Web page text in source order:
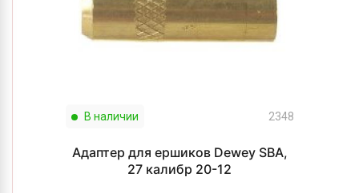
В наличии 2348
Адаптер для ершиков Dewey SBA,
27 калибр 20-12